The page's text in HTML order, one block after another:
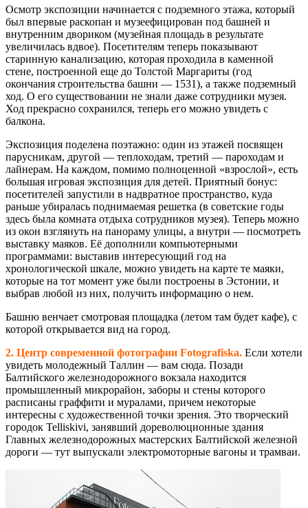
Осмотр экспозиции начинается с подземного этажа, который
был впервые раскопан и музеефицирован под башней и
внутренним двориком (музейная площадь в результате
увеличилась вдвое). Посетителям теперь показывают
старинную канализацию, которая проходила в каменной
стене, построенной еще до Толстой Маргариты (год
окончания строительства башни — 1531), а также подземный
ход. О его существовании не знали даже сотрудники музея.
Ход прекрасно сохранился, теперь его можно увидеть с
балкона.
Экспозиция поделена поэтажно: один из этажей посвящен
парусникам, другой — теплоходам, третий — пароходам и
лайнерам. На каждом, помимо полноценной «взрослой», есть
большая игровая экспозиция для детей. Приятный бонус:
посетителей запустили в надвратное пространство, куда
раньше убиралась поднимаемая решетка (в советские годы
здесь была комната отдыха сотрудников музея). Теперь можно
из окон взглянуть на панораму улицы, а внутри — посмотреть
выставку маяков. Её дополнили компьютерными
программами: выставив интересующий год на
хронологической шкале, можно увидеть на карте те маяки,
которые на тот момент уже были построены в Эстонии, и
выбрав любой из них, получить информацию о нем.
Башню венчает смотровая площадка (летом там будет кафе), с
которой открывается вид на город.
2. Центр современной фотографии Fotografiska. Если хотели
увидеть молодежный Таллин — вам сюда. Позади
Балтийского железнодорожного вокзала находится
промышленный микрорайон, заборы и стены которого
расписаны граффити и муралами, причем некоторые
интересны с художественной точки зрения. Это творческий
городок Telliskivi, занявший дореволюционные здания
Главных железнодорожных мастерских Балтийской железной
дороги — тут выпускали электромоторные вагоны и трамваи.